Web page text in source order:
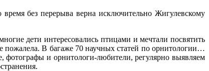
без перерыва верна исключительно Жигулевскому
дети интересовались птицами и мечтали посвятить
пожалела. В багаже 70 научных статей по орнитологии…
и орнитологи-любители, регулярно выявляем